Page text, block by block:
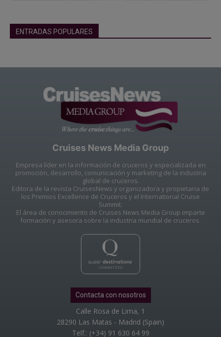
ENTRADAS POPULARES
Cruises News Media Group
Empresa líder en la información de cruceros y especializada en
promoción, desarrollo, comunicación y marketing de la industria
global de cruceros.
Editora de la revista CruisesNews y organizadora y propietaria de
los Premios Excellence de Cruceros y el International Cruise
Summit.
El área de conocimiento de Cruises News Media Group imparte
formación y asesora sobre la industria mundial de cruceros.
Contacta con nosotros
Calle Rosa de Lima, 1
28290 Las Matas - Madrid (Spain)
Telf.: (+34) 91 630 64 99